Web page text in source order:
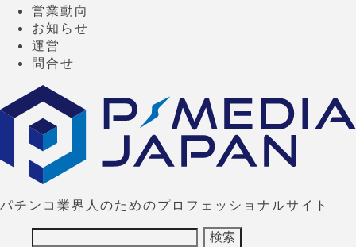
営業動向
お知らせ
運営
問合せ
パチンコ業界人のためのプロフェッショナルサイト